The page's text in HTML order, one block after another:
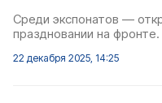
Среди экспонатов —
праздновании на фронте.
22 декабря 2025, 14:25